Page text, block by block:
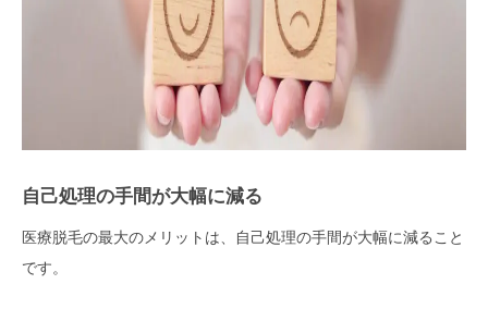
自己処理の手間が大幅に減る
医療脱毛の最大のメリットは、自己処理の手間が大幅に減ること
です。